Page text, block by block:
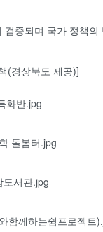
증되며 국가 정책
(경상북도 제공)]